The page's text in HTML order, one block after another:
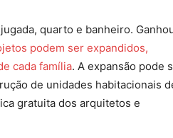
quarto e banheiro.
podem ser expandidos,
cada família. A expansão pode
de unidades habitacionais
gratuita dos arquitetos e